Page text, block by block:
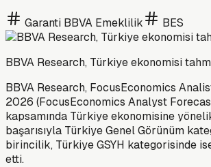
Garanti BBVA Emeklilik BES
BBVA Research, Türkiye ekonomisi
BBVA Research, FocusEconomics
2026 (FocusEconomics Analyst
kapsamında Türkiye ekonomisine
başarısıyla Türkiye Genel Görünüm
birincilik, Türkiye GSYH kategorisinde
etti.